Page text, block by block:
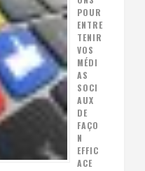
POUR
ENTRE
TENIR
VOS
MÉDI
AS
SOCI
AUX
DE
FAÇO
N
EFFIC
ACE